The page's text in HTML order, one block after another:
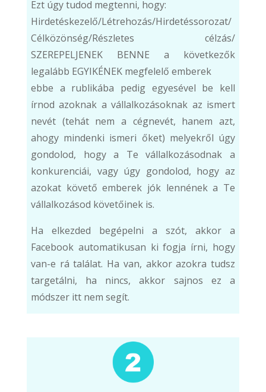
Ezt úgy tudod megtenni, hogy:
Hirdetéskezelő/Létrehozás/Hirdetéssorozat/
Célközönség/Részletes célzás/
SZEREPELJENEK BENNE a következők
legalább EGYIKÉNEK megfelelő emberek
ebbe a rublikába pedig egyesével be kell
írnod azoknak a vállalkozásoknak az ismert
nevét (tehát nem a cégnevét, hanem azt,
ahogy mindenki ismeri őket) melyekről úgy
gondolod, hogy a Te vállalkozásodnak a
konkurenciái, vagy úgy gondolod, hogy az
azokat követő emberek jók lennének a Te
vállalkozásod követőinek is.
Ha elkezded begépelni a szót, akkor a
Facebook automatikusan ki fogja írni, hogy
van-e rá találat. Ha van, akkor azokra tudsz
targetálni, ha nincs, akkor sajnos ez a
módszer itt nem segít.